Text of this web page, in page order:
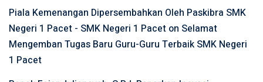
Piala Kemenangan Dipersembahkan Oleh Paskibra SMK
Negeri 1 Pacet - SMK Negeri 1 Pacet on Selamat
Mengemban Tugas Baru Guru-Guru Terbaik SMK Negeri
1 Pacet